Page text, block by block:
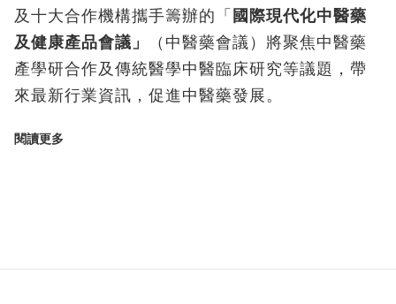
及十大合作機構攜手籌辦的「 國際現代化中醫藥
及健康產品會議 」
（中醫藥會議）將聚焦中醫藥
產學研合作及傳統醫學中醫臨床研究等議題，帶
來最新行業資訊，促進中醫藥發展。
閱讀更多